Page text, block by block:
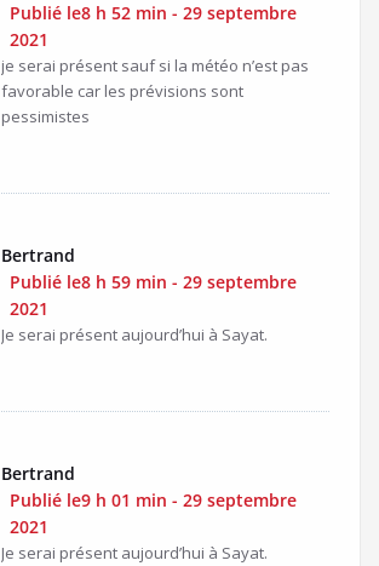
Publié le8 h 52 min - 29 septembre
2021
je serai présent sauf si la météo n’est pas
favorable car les prévisions sont
pessimistes
Bertrand
Publié le8 h 59 min - 29 septembre
2021
Je serai présent aujourd’hui à Sayat.
Bertrand
Publié le9 h 01 min - 29 septembre
2021
Je serai présent aujourd’hui à Sayat.